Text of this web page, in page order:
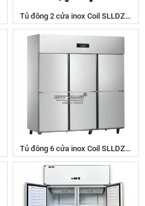
Tủ đông 2 cửa inox Coil SLLDZ4-
538L
Tủ đông 6 cửa inox Coil SLLDZ4-
1300L